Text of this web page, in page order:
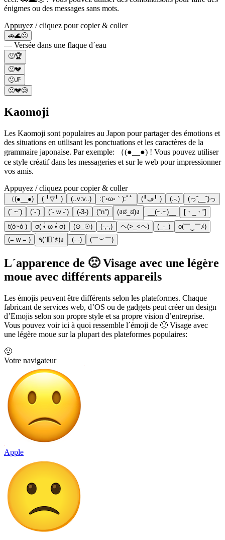
énigmes ou des messages sans mots.
Appuyez / cliquez pour copier & coller
🚗🌊🙁
— Versée dans une flaque d´eau
🙁🏆
🙁💔
🙁🦵
🙁💔😢
Kaomoji
Les Kaomoji sont populaires au Japon pour partager des émotions et
des situations en utilisant les ponctuations et les caractères de la
grammaire japonaise. Par exemple: （(●__●) ! Vous pouvez utiliser
ce style créatif dans les messageries et sur le web pour impressionner
vos amis.
Appuyez / cliquez pour copier & coller
（(●__●) ( ╹▽╹ ) (..v:v..) :(´◦ω◦｀):ﾟﾟ (╹ڡ╹ ) (.-.)
(っ˘̩__˘̩)っ
(` ~`)
(`-`) (`- w -´) (-3-) (°n°) (งಠ_ಠ)ง __(~.~)__
[・_・”]
t(ò~ó )
σ( •̀ ω •́ σ) (⊙_☉) (-,-,) ヘ(>_<ヘ) (_-_)
o(￣‿￣ﾒ)
(= w = )
٩(`皿´҂)ง (- -) (￣︶￣)
L´apparence de 🙁 Visage avec une légère
moue avec différents appareils
Les émojis peuvent être différents selon les plateformes. Chaque
fabricant de services web, d’OS ou de gadgets peut créer un design
d’Emojis selon son propre style et sa propre vision d’entreprise.
Vous pouvez voir ici à quoi ressemble l´émoji de 🙁 Visage avec
une légère moue sur la plupart des plateformes populaires:
🙁
Votre navigateur
Apple